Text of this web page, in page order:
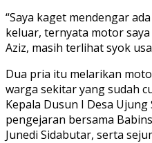
“Saya kaget mendengar
keluar, ternyata motor
Aziz, masih terlihat syok
Dua pria itu melarikan
warga sekitar yang sudah
Kepala Dusun I Desa
pengejaran bersama
Junedi Sidabutar, serta